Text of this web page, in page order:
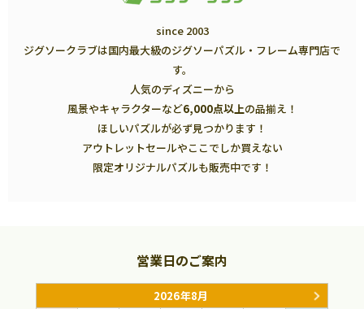
since 2003
ジグソークラブは国内最大級のジグソーパズル・フレーム専門店で
す。
人気のディズニーから
風景やキャラクターなど6,000点以上の品揃え！
ほしいパズルが必ず見つかります！
アウトレットセールやここでしか買えない
限定オリジナルパズルも販売中です！
営業日のご案内
2026年8月